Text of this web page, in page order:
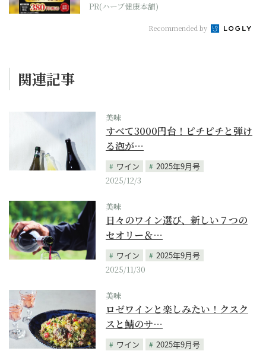
PR(ハーブ健康本舗)
Recommended by
関連記事
美味
すべて3000円台！ピチピチと弾け
る泡が…
ワイン
2025年9月号
2025/12/3
美味
日々のワイン選び、新しい７つの
セオリー＆…
ワイン
2025年9月号
2025/11/30
美味
ロゼワインと楽しみたい！クスク
スと鯖のサ…
ワイン
2025年9月号